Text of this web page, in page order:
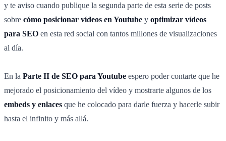
y te aviso cuando publique la segunda parte de esta serie de posts
sobre cómo posicionar vídeos en Youtube y optimizar vídeos
para SEO en esta red social con tantos millones de visualizaciones
al día.
En la Parte II de SEO para Youtube espero poder contarte que he
mejorado el posicionamiento del vídeo y mostrarte algunos de los
embeds y enlaces que he colocado para darle fuerza y hacerle subir
hasta el infinito y más allá.